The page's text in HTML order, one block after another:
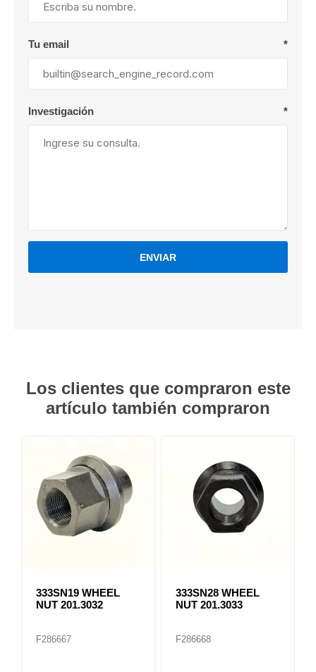
Tu email *
Investigación *
ENVIAR
Los clientes que compraron este
artículo también compraron
333SN19 WHEEL
NUT 201.3032
F286667
333SN28 WHEEL
NUT 201.3033
F286668